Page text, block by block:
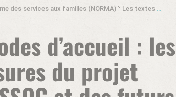
des services aux familles (NORMA) Les textes réglementaires sur les EAJE et l’agrément des assistantes maternelles
d’accueil : les
du projet